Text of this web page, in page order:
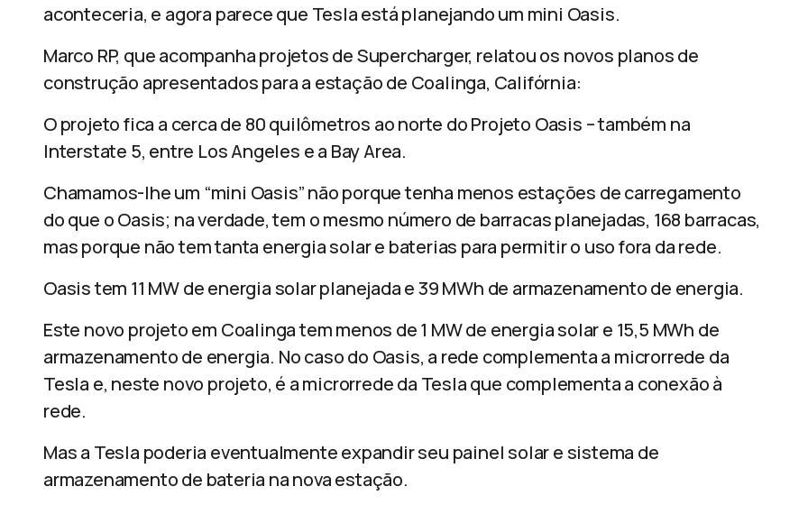
aconteceria, e agora parece que Tesla está planejando um mini Oasis.
Marco RP, que acompanha projetos de Supercharger, relatou os novos planos de
construção apresentados para a estação de Coalinga, Califórnia:
O projeto fica a cerca de 80 quilômetros ao norte do Projeto Oasis – também na
Interstate 5, entre Los Angeles e a Bay Area.
Chamamos-lhe um “mini Oasis” não porque tenha menos estações de carregamento
do que o Oasis; na verdade, tem o mesmo número de barracas planejadas, 168 barracas,
mas porque não tem tanta energia solar e baterias para permitir o uso fora da rede.
Oasis tem 11 MW de energia solar planejada e 39 MWh de armazenamento de energia.
Este novo projeto em Coalinga tem menos de 1 MW de energia solar e 15,5 MWh de
armazenamento de energia. No caso do Oasis, a rede complementa a microrrede da
Tesla e, neste novo projeto, é a microrrede da Tesla que complementa a conexão à
rede.
Mas a Tesla poderia eventualmente expandir seu painel solar e sistema de
armazenamento de bateria na nova estação.